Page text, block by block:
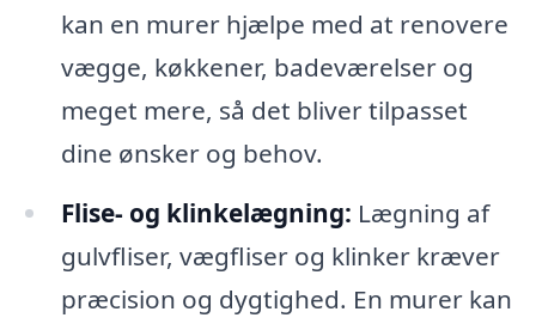
kan en murer hjælpe med at renovere
vægge, køkkener, badeværelser og
meget mere, så det bliver tilpasset
dine ønsker og behov.
Flise- og klinkelægning: Lægning af
gulvfliser, vægfliser og klinker kræver
præcision og dygtighed. En murer kan